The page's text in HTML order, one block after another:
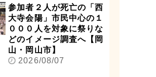
参加者２人が死亡の「西
大寺会陽」市民中心の１
０００人を対象に祭りな
どのイメージ調査へ【岡
山・岡山市】
2026/08/07